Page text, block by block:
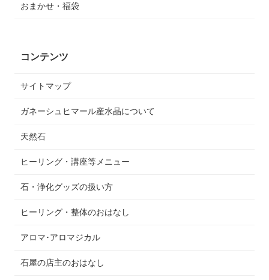
おまかせ・福袋
コンテンツ
サイトマップ
ガネーシュヒマール産水晶について
天然石
ヒーリング・講座等メニュー
石・浄化グッズの扱い方
ヒーリング・整体のおはなし
アロマ･アロマジカル
石屋の店主のおはなし